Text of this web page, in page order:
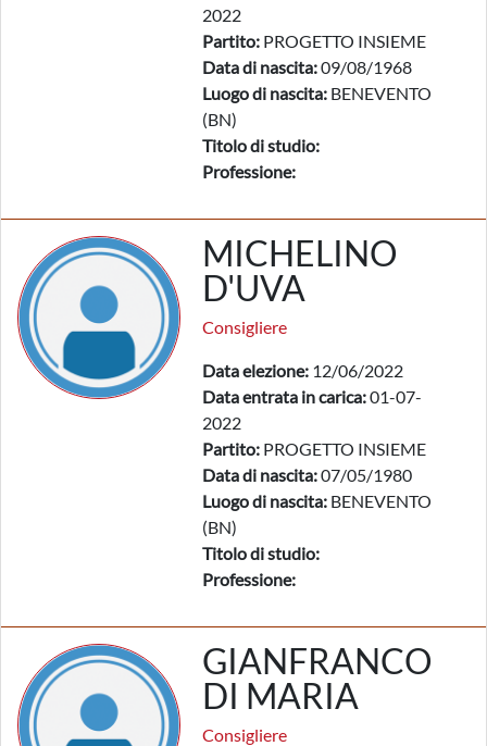
2022
Partito: PROGETTO INSIEME
Data di nascita:09/08/1968
Luogo di nascita: BENEVENTO
(BN)
Titolo di studio:
Professione:
MICHELINO
D'UVA
Consigliere
Data elezione: 12/06/2022
Data entrata in carica:01-07-
2022
Partito: PROGETTO INSIEME
Data di nascita:07/05/1980
Luogo di nascita: BENEVENTO
(BN)
Titolo di studio:
Professione:
GIANFRANCO
DI MARIA
Consigliere